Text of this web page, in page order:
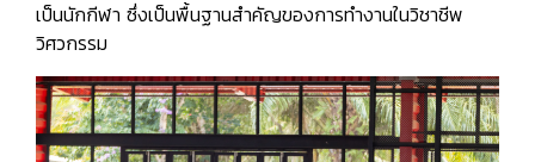
เป็นนักกีฬา ซึ่งเป็นพื้นฐานสำคัญของการทำงานในวิชาชีพ
วิศวกรรม